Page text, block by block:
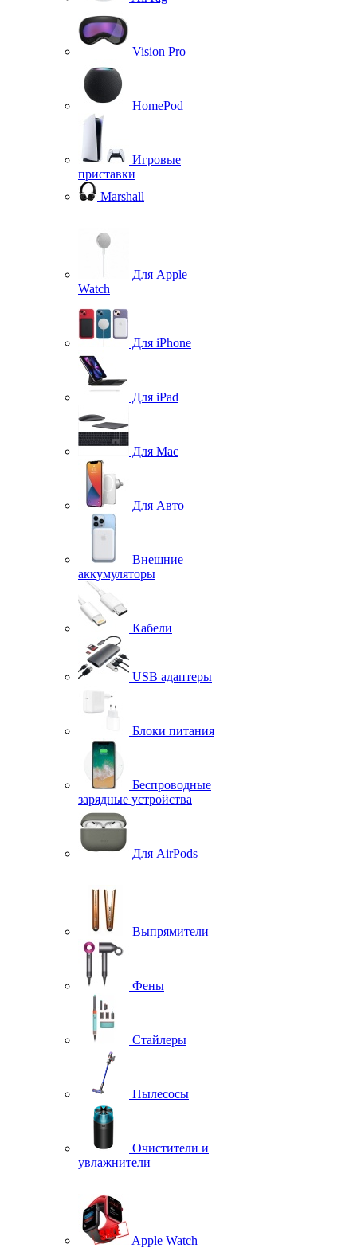
Vision Pro
HomePod
Игровые
приставки
Marshall
Для Apple
Watch
Для iPhone
Для iPad
Для Mac
Для Авто
Внешние
аккумуляторы
Кабели
USB адаптеры
Блоки питания
Беспроводные
зарядные устройства
Для AirPods
Выпрямители
Фены
Стайлеры
Пылесосы
Очистители и
увлажнители
Apple Watch